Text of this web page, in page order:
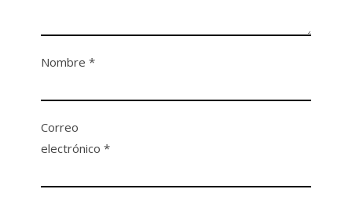
Nombre*
Correo
electrónico*